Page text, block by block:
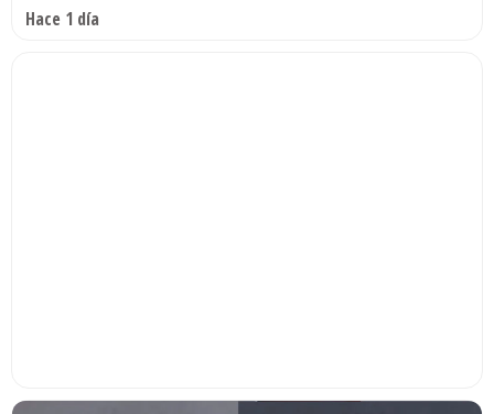
Hace 1 día